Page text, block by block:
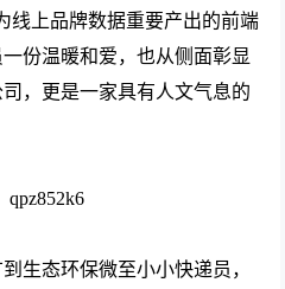
线上品牌数据重要产出的前端
份温暖和爱，也从侧面彰显
，更是一家具有人文气息的
生态环保微至小小快递员，